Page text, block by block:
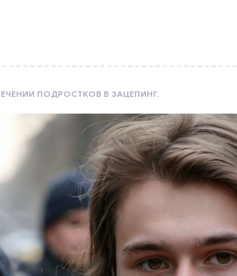
ПОДРОСТКОВ В ЗАЦЕПИНГ.